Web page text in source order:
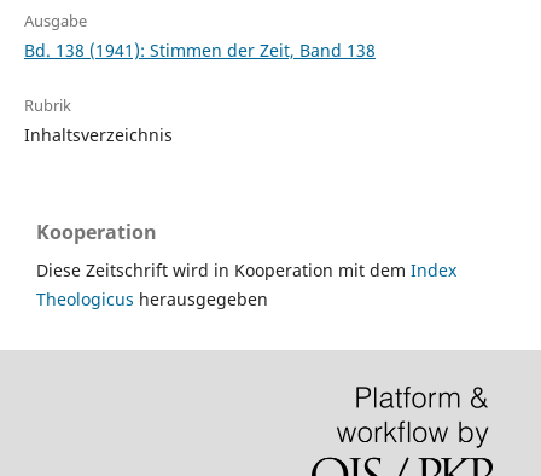
Ausgabe
Bd. 138 (1941): Stimmen der Zeit, Band 138
Rubrik
Inhaltsverzeichnis
Kooperation
Diese Zeitschrift wird in Kooperation mit dem Index
Theologicus herausgegeben